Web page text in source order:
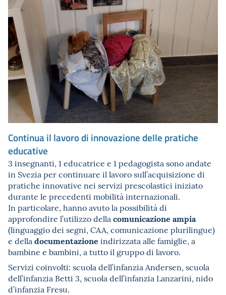
Continua il lavoro di innovazione delle pratiche
educative
3 insegnanti, 1 educatrice e 1 pedagogista sono andate
in Svezia per continuare il lavoro sull’acquisizione di
pratiche innovative nei servizi prescolastici iniziato
durante le precedenti mobilità internazionali.
In particolare, hanno avuto la possibilità di
approfondire l’utilizzo della comunicazione ampia
(linguaggio dei segni, CAA, comunicazione plurilingue)
e della documentazione indirizzata alle famiglie, a
bambine e bambini, a tutto il gruppo di lavoro.
Servizi coinvolti: scuola dell’infanzia Andersen, scuola
dell’infanzia Betti 3, scuola dell’infanzia Lanzarini, nido
d’infanzia Fresu.